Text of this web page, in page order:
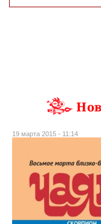
19 марта 2015 - 11:14